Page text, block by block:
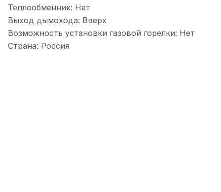
Теплообменник: Нет
Выход дымохода: Вверх
Возможность установки газовой горелки: Нет
Страна: Россия